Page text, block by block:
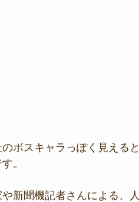
ボスキャラっぽく見える
。
新聞機記者さんによる、